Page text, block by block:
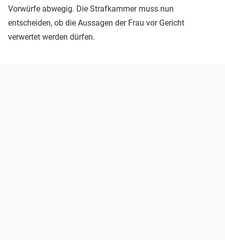
Vorwürfe abwegig. Die Strafkammer muss nun
entscheiden, ob die Aussagen der Frau vor Gericht
verwertet werden dürfen.